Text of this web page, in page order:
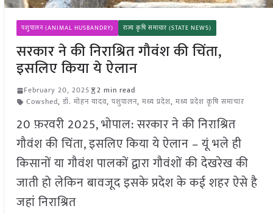
पशुपालन (ANIMAL HUSBANDRY) राज्य कृषि समाचार (STATE NEWS)
सरकार ने की निराश्रित गौवंश की चिंता,
इसलिए किया ये ऐलान
February 20, 2025
2 min read
Cowshed, डॉ. मोहन यादव, पशुपालन, मध्य प्रदेश, मध्य प्रदेश कृषि समाचार
20 फ़रवरी 2025, भोपाल: सरकार ने की निराश्रित
गौवंश की चिंता, इसलिए किया ये ऐलान – यूं भले ही
किसानों या गौवंश पालकों द्वारा गौवंशों की देखरेख की
जाती हो लेकिन बावजूद इसके प्रदेश के कई शहर ऐसे है
जहां निराश्रित